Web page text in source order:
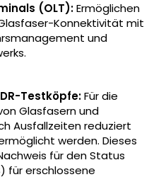
(OLT):Ermöglichen
Konnektivität mit
und
Testköpfe:Für die
Glasfasern und
Ausfallzeiten reduziert
werden. Dieses
für den Status
für erschlossene